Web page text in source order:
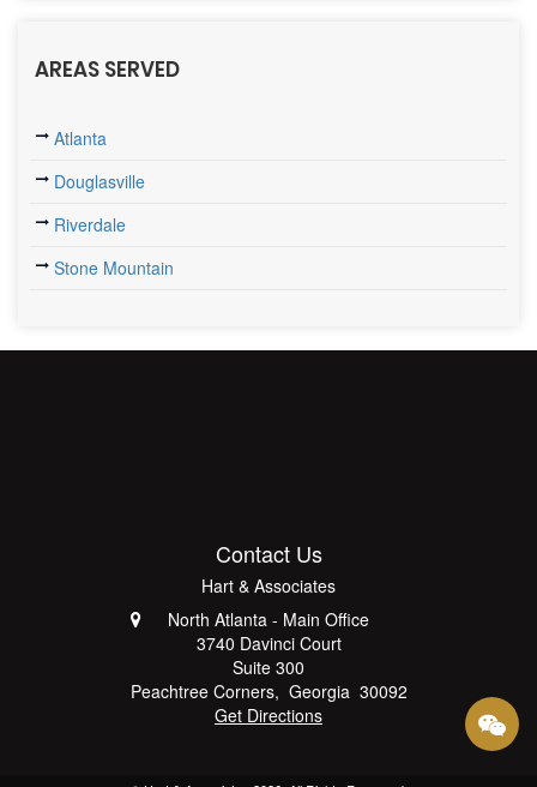
AREAS SERVED
Atlanta
Douglasville
Riverdale
Stone Mountain
Contact Us
Hart & Associates
North Atlanta - Main Office
3740 Davinci Court
Suite 300
Peachtree Corners, Georgia 30092
Get Directions